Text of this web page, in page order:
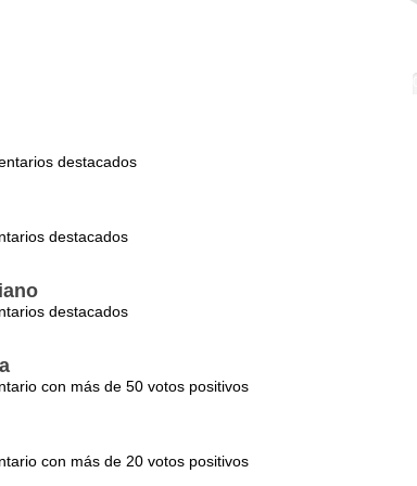
destacados
destacados
destacados
con más de 50 votos positivos
con más de 20 votos positivos